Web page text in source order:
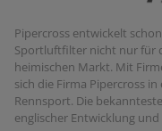
Pipercross entwickelt
Sportluftfilter nicht nur für
heimischen Markt. Mit
sich die Firma Pipercross
Rennsport. Die
englischer Entwicklung